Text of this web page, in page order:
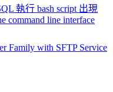
執行 bash script 出現
command line interface
Family with SFTP Service